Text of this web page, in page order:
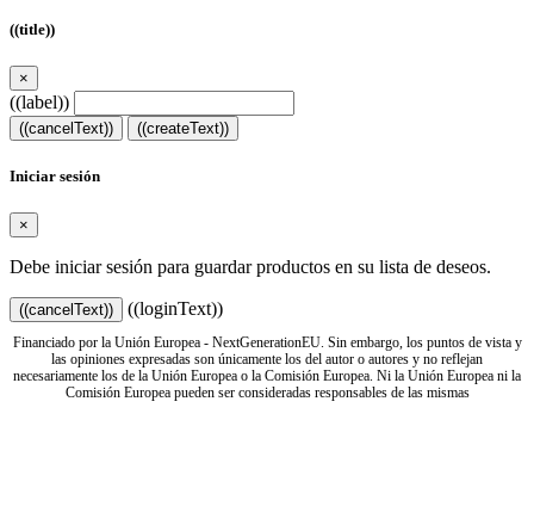
((title))
×
((label))
((cancelText)) ((createText))
Iniciar sesión
×
Debe iniciar sesión para guardar productos en su lista de deseos.
((cancelText)) ((loginText))
Financiado por la Unión Europea - NextGenerationEU. Sin embargo, los puntos de vista y
las opiniones expresadas son únicamente los del autor o autores y no reflejan
necesariamente los de la Unión Europea o la Comisión Europea. Ni la Unión Europea ni la
Comisión Europea pueden ser consideradas responsables de las mismas